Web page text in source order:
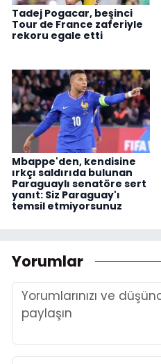
Tadej Pogacar, beşinci
Tour de France zaferiyle
rekoru egale etti
Mbappe'den, kendisine
ırkçı saldırıda bulunan
Paraguaylı senatöre sert
yanıt: Siz Paraguay'ı
temsil etmiyorsunuz
Yorumlar